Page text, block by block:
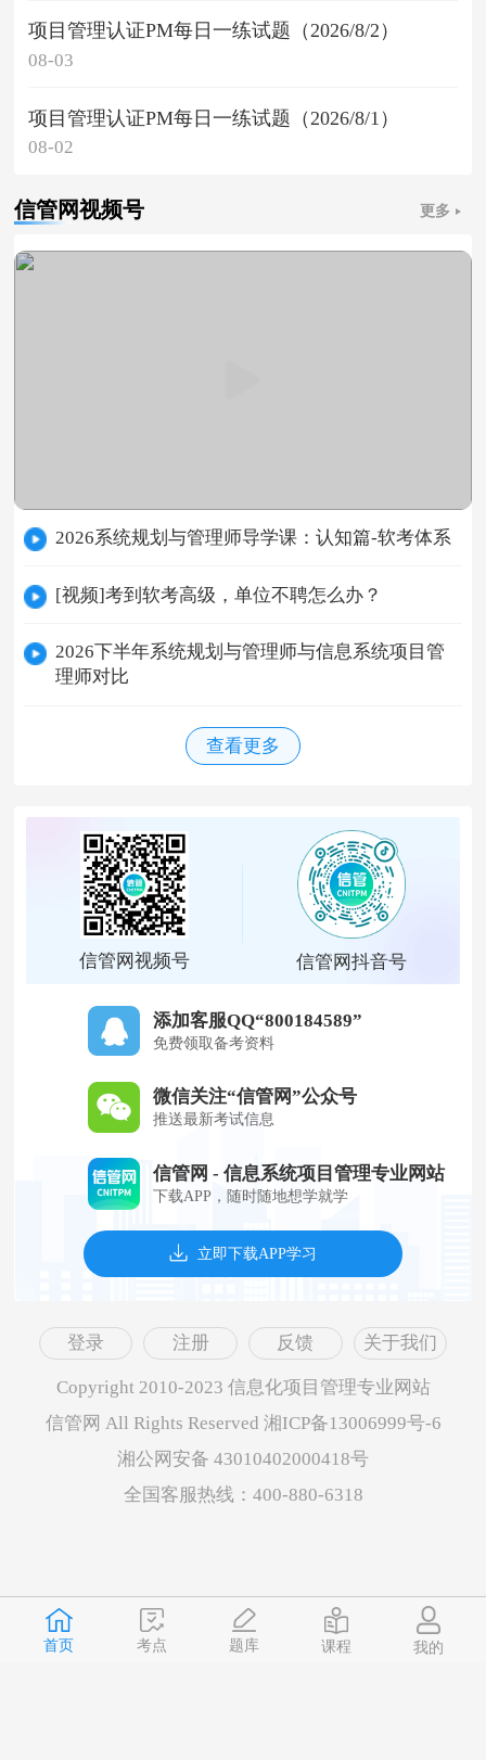
首页 考点 题库 课程 我的
项目管理认证PM每日一练试题（2026/8/2）
08-03
项目管理认证PM每日一练试题（2026/8/1）
08-02
信管网视频号 更多
2026系统规划与管理师导学课：认知篇-软考体系
[视频]考到软考高级，单位不聘怎么办？
2026下半年系统规划与管理师与信息系统项目管
理师对比
查看更多
信管网视频号 信管网抖音号
添加客服QQ“800184589”
免费领取备考资料
微信关注“信管网”公众号
推送最新考试信息
信管网 - 信息系统项目管理专业网站
下载APP，随时随地想学就学
立即下载APP学习
登录 注册 反馈 关于我们
Copyright 2010-2023 信息化项目管理专业网站
信管网 All Rights Reserved 湘ICP备13006999号-6
湘公网安备 43010402000418号
全国客服热线：400-880-6318